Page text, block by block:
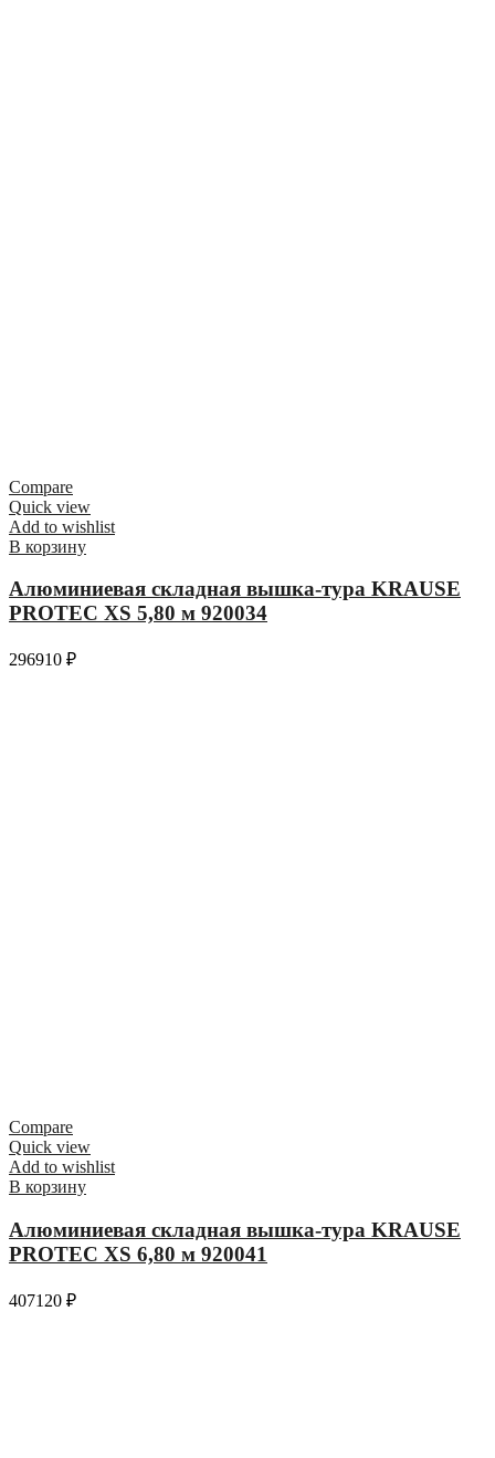
Compare
Quick view
Add to wishlist
В корзину
Алюминиевая складная вышка-тура KRAUSE
PROTEC XS 5,80 м 920034
296910 ₽
Compare
Quick view
Add to wishlist
В корзину
Алюминиевая складная вышка-тура KRAUSE
PROTEC XS 6,80 м 920041
407120 ₽